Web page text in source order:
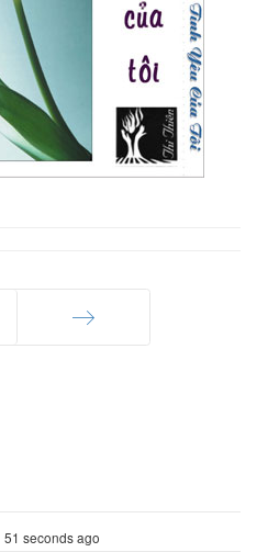
51 seconds ago